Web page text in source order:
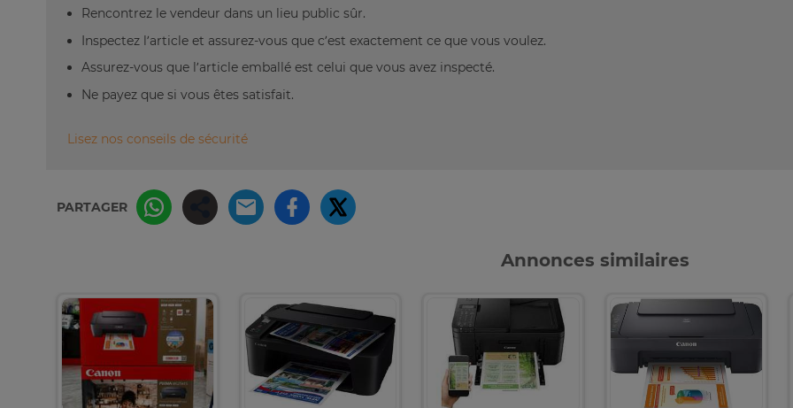
Rencontrez le vendeur dans un lieu public sûr.
Inspectez l’article et assurez-vous que c’est exactement ce que vous voulez.
Assurez-vous que l’article emballé est celui que vous avez inspecté.
Ne payez que si vous êtes satisfait.
Lisez nos conseils de sécurité
PARTAGER
Annonces similaires